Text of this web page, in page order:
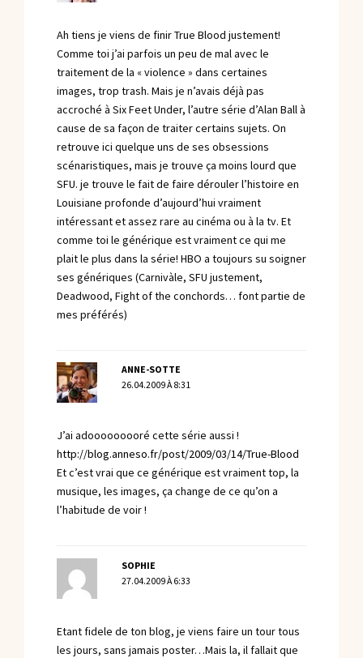
Ah tiens je viens de finir True Blood justement!
Comme toi j’ai parfois un peu de mal avec le
traitement de la « violence » dans certaines
images, trop trash. Mais je n’avais déjà pas
accroché à Six Feet Under, l’autre série d’Alan Ball à
cause de sa façon de traiter certains sujets. On
retrouve ici quelque uns de ses obsessions
scénaristiques, mais je trouve ça moins lourd que
SFU. je trouve le fait de faire dérouler l’histoire en
Louisiane profonde d’aujourd’hui vraiment
intéressant et assez rare au cinéma ou à la tv. Et
comme toi le générique est vraiment ce qui me
plait le plus dans la série! HBO a toujours su soigner
ses génériques (Carnivàle, SFU justement,
Deadwood, Fight of the conchords… font partie de
mes préférés)
ANNE-SOTTE
26.04.2009 À 8:31
J’ai adooooooooré cette série aussi !
http://blog.anneso.fr/post/2009/03/14/True-Blood
Et c’est vrai que ce générique est vraiment top, la
musique, les images, ça change de ce qu’on a
l’habitude de voir !
SOPHIE
27.04.2009 À 6:33
Etant fidele de ton blog, je viens faire un tour tous
les jours, sans jamais poster…Mais la, il fallait que